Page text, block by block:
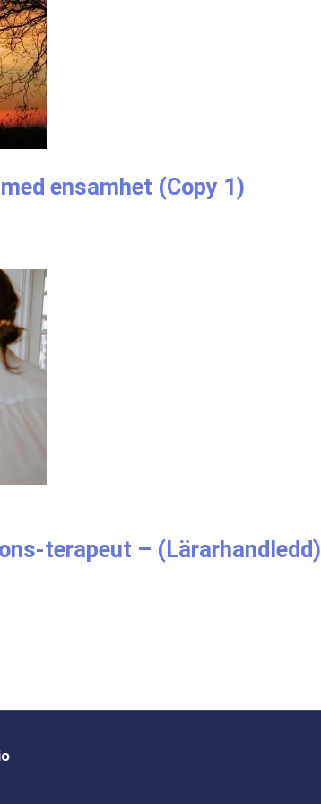
ensamhet (Copy 1)
terapeut – (Lärarhandledd)